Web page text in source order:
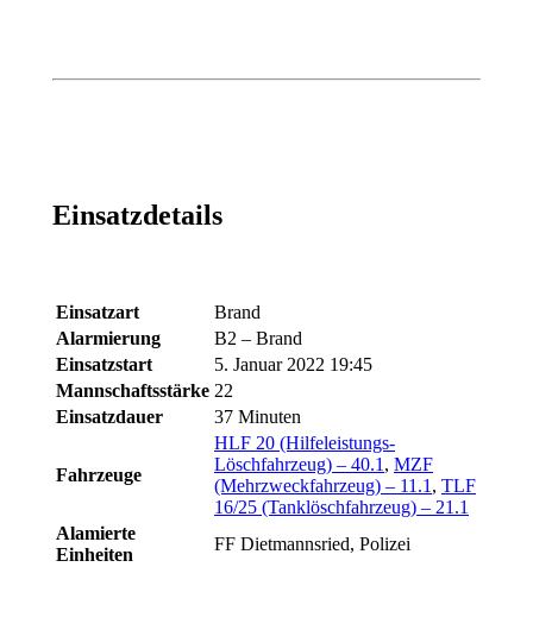
Einsatzdetails
Einsatzart
Brand
Alarmierung
B2 – Brand
Einsatzstart
5. Januar 2022 19:45
Mannschaftsstärke 22
Einsatzdauer
37 Minuten
Fahrzeuge
HLF 20 (Hilfeleistungs-
Löschfahrzeug) – 40.1 , MZF
(Mehrzweckfahrzeug) – 11.1 , TLF
16/25 (Tanklöschfahrzeug) – 21.1
Alamierte
Einheiten
FF Dietmannsried, Polizei